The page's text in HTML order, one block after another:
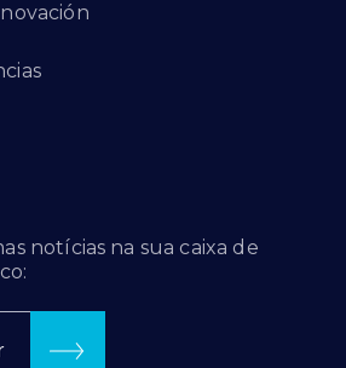
notícias na sua caixa de